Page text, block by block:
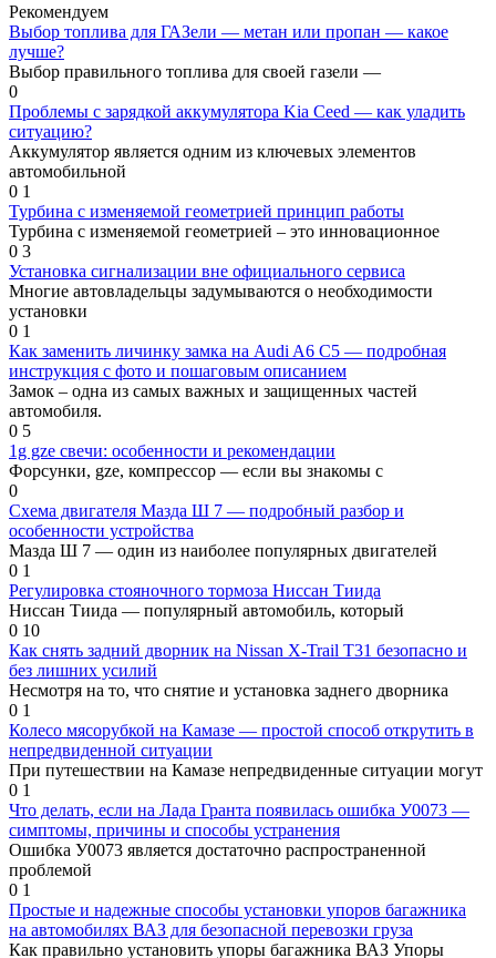
Рекомендуем
Выбор топлива для ГАЗели — метан или пропан — какое
лучше?
Выбор правильного топлива для своей газели —
0
Проблемы с зарядкой аккумулятора Kia Ceed — как уладить
ситуацию?
Аккумулятор является одним из ключевых элементов
автомобильной
0 1
Турбина с изменяемой геометрией принцип работы
Турбина с изменяемой геометрией – это инновационное
0 3
Установка сигнализации вне официального сервиса
Многие автовладельцы задумываются о необходимости
установки
0 1
Как заменить личинку замка на Audi A6 C5 — подробная
инструкция с фото и пошаговым описанием
Замок – одна из самых важных и защищенных частей
автомобиля.
0 5
1g gze свечи: особенности и рекомендации
Форсунки, gze, компрессор — если вы знакомы с
0
Схема двигателя Мазда Ш 7 — подробный разбор и
особенности устройства
Мазда Ш 7 — один из наиболее популярных двигателей
0 1
Регулировка стояночного тормоза Ниссан Тиида
Ниссан Тиида — популярный автомобиль, который
0 10
Как снять задний дворник на Nissan X-Trail T31 безопасно и
без лишних усилий
Несмотря на то, что снятие и установка заднего дворника
0 1
Колесо мясорубкой на Камазе — простой способ открутить в
непредвиденной ситуации
При путешествии на Камазе непредвиденные ситуации могут
0 1
Что делать, если на Лада Гранта появилась ошибка У0073 —
симптомы, причины и способы устранения
Ошибка У0073 является достаточно распространенной
проблемой
0 1
Простые и надежные способы установки упоров багажника
на автомобилях ВАЗ для безопасной перевозки груза
Как правильно установить упоры багажника ВАЗ Упоры